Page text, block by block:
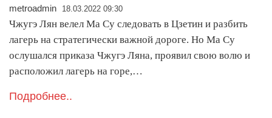
metroadmin 18.03.2022 09:30
Чжугэ Лян велел Ма Су следовать в Цзетин и разбить
лагерь на стратегически важной дороге. Но Ма Су
ослушался приказа Чжугэ Ляна, проявил свою волю и
расположил лагерь на горе,…
Подробнее..